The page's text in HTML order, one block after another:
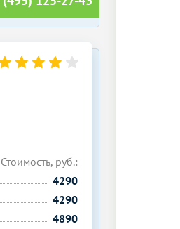
Стоимость, руб.:
4290
4290
4890